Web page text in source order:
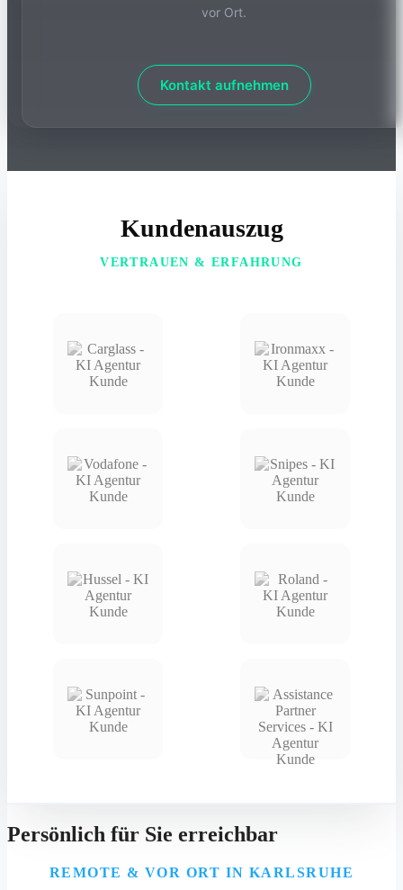
vor Ort.
Kontakt aufnehmen
Kundenauszug
VERTRAUEN & ERFAHRUNG
Persönlich für Sie erreichbar
REMOTE & VOR ORT IN KARLSRUHE